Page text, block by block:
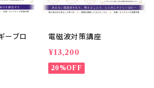
ーブロ
電磁波対策講座
¥13,200
20%OFF